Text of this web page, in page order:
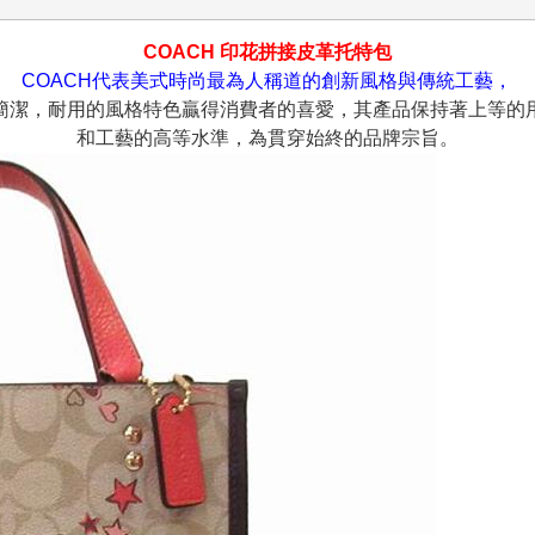
COACH 印花拼接皮革托特包
COACH代表美式時尚最為人稱道的創新風格與傳統工藝，
潔，耐用的風格特色贏得消費者的喜愛，其產品保持著上等的
和工藝的高等水準，為貫穿始終的品牌宗旨。